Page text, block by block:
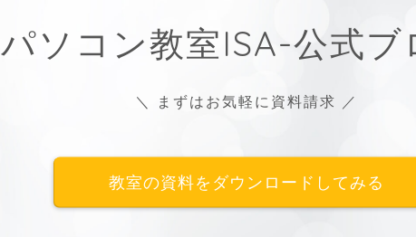
パソコン教室ISA-公式ブ
＼ まずはお気軽に資料請求 ／
教室の資料をダウンロードしてみる